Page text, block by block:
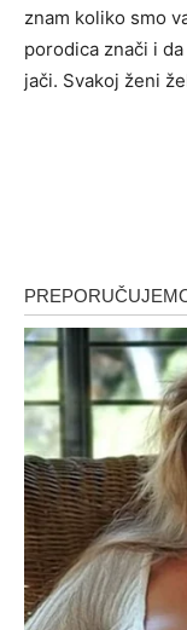
znam koliko smo
porodica znači i
jači. Svakoj ženi